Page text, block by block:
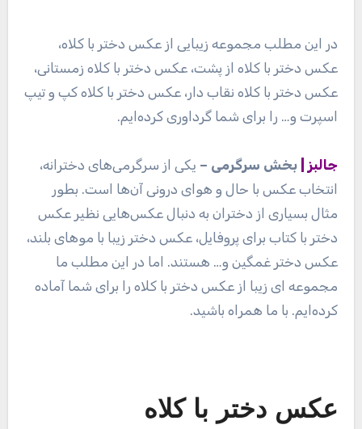
در این مطلب مجموعه زیبایی از عکس دختر با کلاه،
عکس دختر با کلاه از پشت، عکس دختر با کلاه زمستانی،
عکس دختر با کلاه نقاب دار، عکس دختر با کلاه کپ و تیپ
اسپرت و… را برای شما گرداوری کرده‌ایم.
جالبز | بخش سرگرمی – یکی از سرگرمی‌های دخترانه،
انتخاب عکس با حال و هوای درونی آن‌ها است. بطور
مثال بسیاری از دختران به دنبال عکس‌هایی نظیر عکس
دختر با کتاب برای پروفایل، عکس دختر زیبا با موهای بلند،
عکس دختر غمگین و… هستند. اما در این مطلب ما
مجموعه ای زیبا از عکس دختر با کلاه را برای شما آماده
کرده‌ایم. با ما همراه باشید.
عکس دختر با کلاه